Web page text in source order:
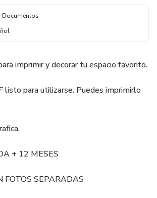
Documentos
imprimir y decorar tu espacio favorito.
listo para utilizarse. Puedes imprimirlo
+ 12 MESES
FOTOS SEPARADAS